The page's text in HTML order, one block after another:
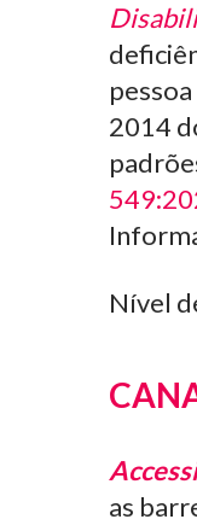
2014
Nível
as